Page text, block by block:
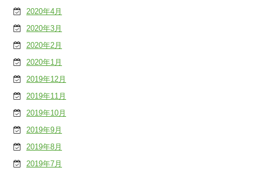
2020年4月
2020年3月
2020年2月
2020年1月
2019年12月
2019年11月
2019年10月
2019年9月
2019年8月
2019年7月